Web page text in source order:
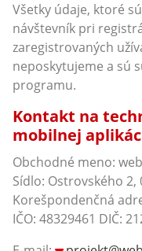
Všetky údaje, ktoré
návštevník pri
zaregistrovaných
neposkytujeme a sú
programu.
Kontakt na
mobilnej
Obchodné meno:
Sídlo: Ostrovského 2,
Korešpondenčná
IČO: 48329461 DIČ: